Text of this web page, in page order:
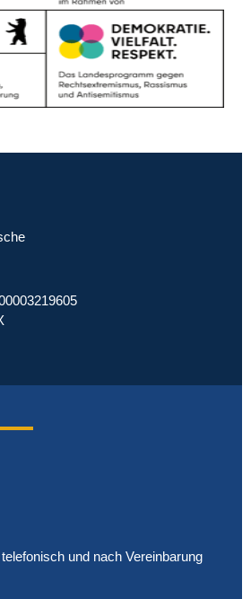
und nach Vereinbarung